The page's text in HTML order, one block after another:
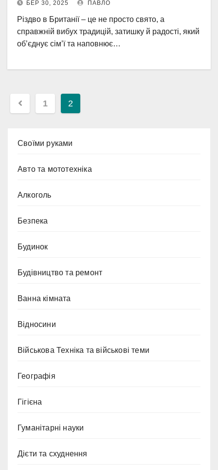
БЕР 30, 2025 ПАВЛО
Різдво в Британії – це не просто свято, а
справжній вибух традицій, затишку й радості, який
об’єднує сім’ї та наповнює…
Пагінація
1 2
Cвоїми руками
Авто та мототехніка
Алкоголь
Безпека
Будинок
Будівництво та ремонт
Ванна кімната
Відносини
Військова Техніка та військові теми
Географія
Гігієна
Гуманітарні науки
Дієти та схуднення